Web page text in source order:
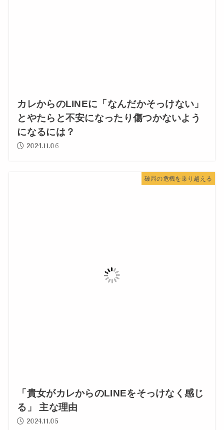
カレからのLINEに「なんだかそっけない」
とやたらと不安になったり傷つかないよう
になるには？
2024.11.06
破局の危機を乗り越える
「貴女がカレからのLINEをそっけなく感じ
る」 主な理由
2024.11.05